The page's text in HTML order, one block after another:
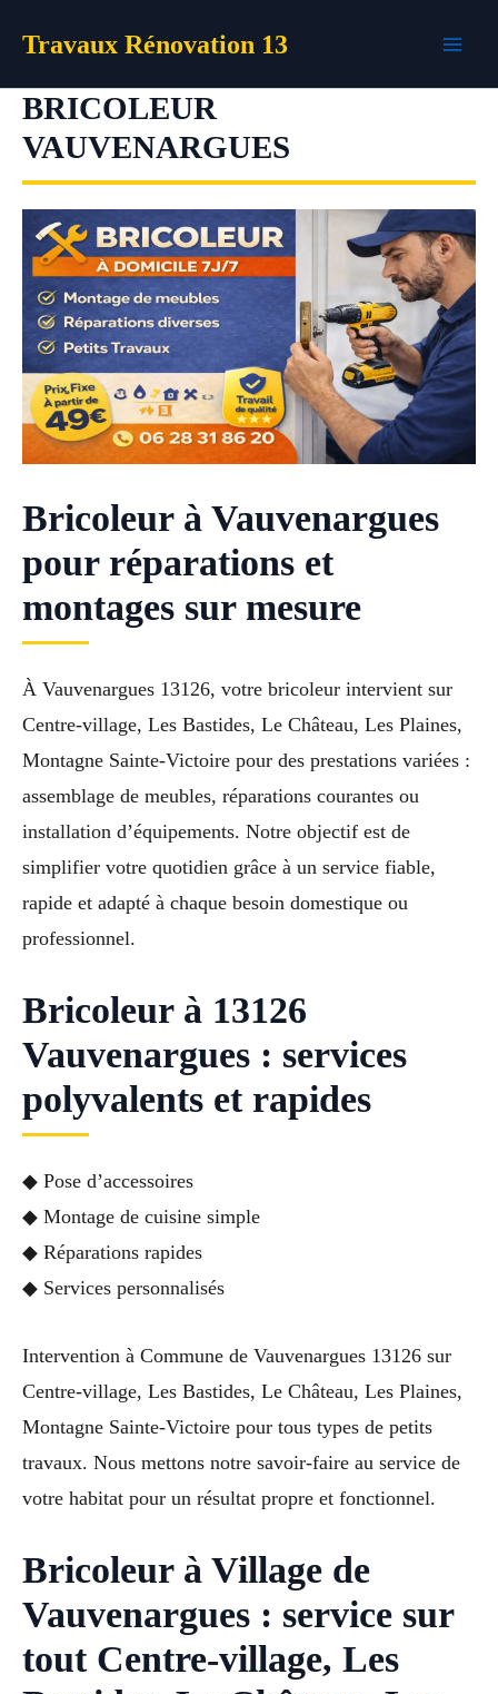
Travaux Rénovation 13
BRICOLEUR
VAUVENARGUES
Bricoleur à Vauvenargues
pour réparations et
montages sur mesure
À Vauvenargues 13126, votre bricoleur intervient sur
Centre-village, Les Bastides, Le Château, Les Plaines,
Montagne Sainte-Victoire pour des prestations variées :
assemblage de meubles, réparations courantes ou
installation d’équipements. Notre objectif est de
simplifier votre quotidien grâce à un service fiable,
rapide et adapté à chaque besoin domestique ou
professionnel.
Bricoleur à 13126
Vauvenargues : services
polyvalents et rapides
◆ Pose d’accessoires
◆ Montage de cuisine simple
◆ Réparations rapides
◆ Services personnalisés
Intervention à Commune de Vauvenargues 13126 sur
Centre-village, Les Bastides, Le Château, Les Plaines,
Montagne Sainte-Victoire pour tous types de petits
travaux. Nous mettons notre savoir-faire au service de
votre habitat pour un résultat propre et fonctionnel.
Bricoleur à Village de
Vauvenargues : service sur
tout Centre-village, Les